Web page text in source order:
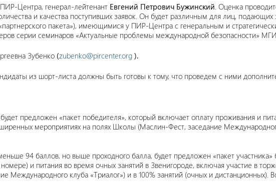
Центра, генерал-лейтенант Евгений Петрович Бужинский. Оценка
и качества поступивших заявок. Он будет различным для лиц,
пакета»), имеющимися у ПИР-Центра с генеральным и
серии семинаров «Актуальные проблемы международной безопасности»
Зубенко (zubenko@pircenter.org ).
из шорт-листа должны быть готовы к тому, что проведем с ними
предложен «пакет победителя», который включает оплату проживания и
мероприятиях на полях Школы (Маслин-Фест, заседание
94 баллов, но выше проходного балла, будет предложен «пакет
и питания во время очных занятий в Звенигороде, включая участие в
клуба «Триалог») и в 100% занятий (очных и дистанционных).